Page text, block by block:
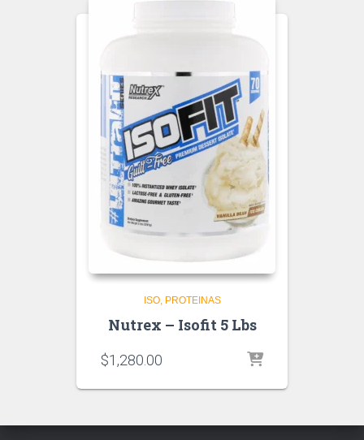
ISO PROTEINAS
Nutrex – Isofit 5 Lbs
$1,280.00